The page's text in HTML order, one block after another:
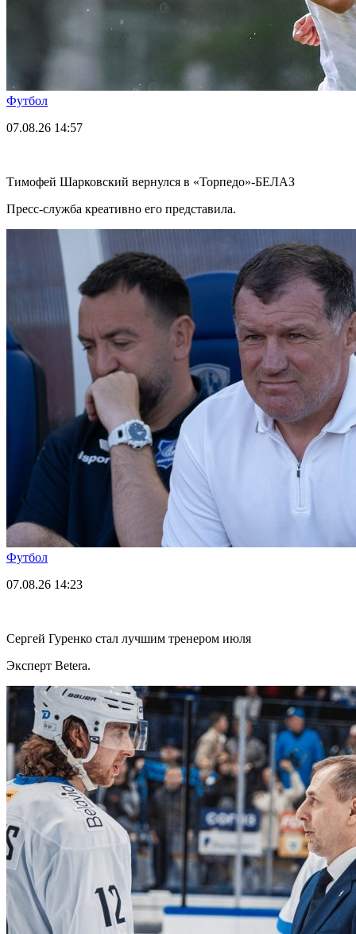
Футбол
07.08.26 14:57
Тимофей Шарковский вернулся в «Торпедо»-БЕЛАЗ
Пресс-служба креативно его представила.
Футбол
07.08.26 14:23
Сергей Гуренко стал лучшим тренером июля
Эксперт Betera.